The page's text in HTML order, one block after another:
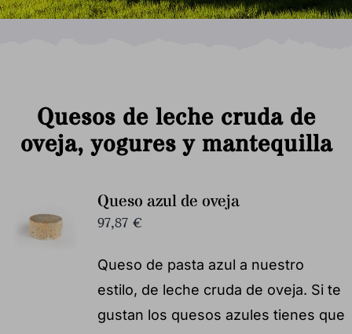
Quesos de leche cruda de
oveja, yogures y mantequilla
Queso azul de oveja
97,87 €
Queso de pasta azul a nuestro
estilo, de leche cruda de oveja. Si te
gustan los quesos azules tienes que